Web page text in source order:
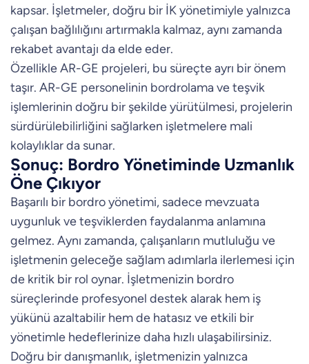
kapsar. İşletmeler, doğru bir İK yönetimiyle yalnızca
çalışan bağlılığını artırmakla kalmaz, aynı zamanda
rekabet avantajı da elde eder.
Özellikle AR-GE projeleri, bu süreçte ayrı bir önem
taşır. AR-GE personelinin bordrolama ve teşvik
işlemlerinin doğru bir şekilde yürütülmesi, projelerin
sürdürülebilirliğini sağlarken işletmelere mali
kolaylıklar da sunar.
Sonuç: Bordro Yönetiminde Uzmanlık
Öne Çıkıyor
Başarılı bir bordro yönetimi, sadece mevzuata
uygunluk ve teşviklerden faydalanma anlamına
gelmez. Aynı zamanda, çalışanların mutluluğu ve
işletmenin geleceğe sağlam adımlarla ilerlemesi için
de kritik bir rol oynar. İşletmenizin bordro
süreçlerinde profesyonel destek alarak hem iş
yükünü azaltabilir hem de hatasız ve etkili bir
yönetimle hedeflerinize daha hızlı ulaşabilirsiniz.
Doğru bir danışmanlık, işletmenizin yalnızca